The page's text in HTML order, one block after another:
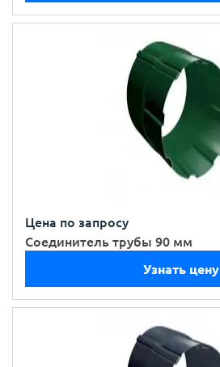
Цена по запросу
Соединитель трубы 90 мм
Узнать цену